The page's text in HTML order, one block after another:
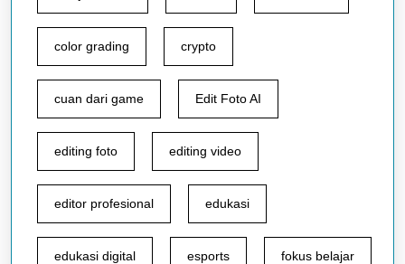
color grading crypto
cuan dari game Edit Foto AI
editing foto editing video
editor profesional edukasi
edukasi digital esports fokus belajar